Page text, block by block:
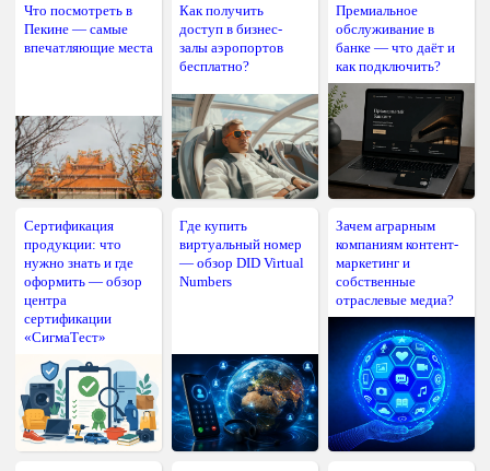
Что посмотреть в
Пекине — самые
впечатляющие места
Как получить
доступ в бизнес-
залы аэропортов
бесплатно?
Премиальное
обслуживание в
банке — что даёт и
как подключить?
Сертификация
продукции: что
нужно знать и где
оформить — обзор
центра
сертификации
«СигмаТест»
Где купить
виртуальный номер
— обзор DID Virtual
Numbers
Зачем аграрным
компаниям контент-
маркетинг и
собственные
отраслевые медиа?